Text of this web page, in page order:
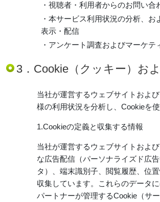
・視聴者・利用者からのお問い
・本サービス利用状況の分析、
表示・配信
・アンケート調査およびマーケ
3．Cookie（クッキー）お
当社が運営するウェブサイトおよ
様の利用状況を分析し、Cookieを
1.Cookieの定義と収集する情報
当社が運営するウェブサイトおよ
な広告配信（パーソナライズド広
タ）、端末識別子、閲覧履歴、位
収集しています。これらのデータ
パートナーが管理するCookie（サ